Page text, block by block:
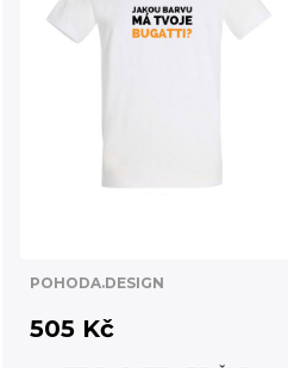
POHODA.DESIGN
505 Kč